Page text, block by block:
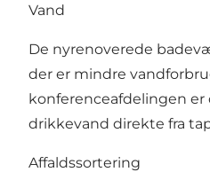
Vand
De nyrenoverede
der er mindre
konferenceafdelingen
drikkevand direkte fra
Affaldssortering